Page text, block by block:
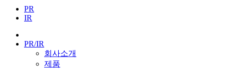
PR
IR
PR/IR
회사소개
제품